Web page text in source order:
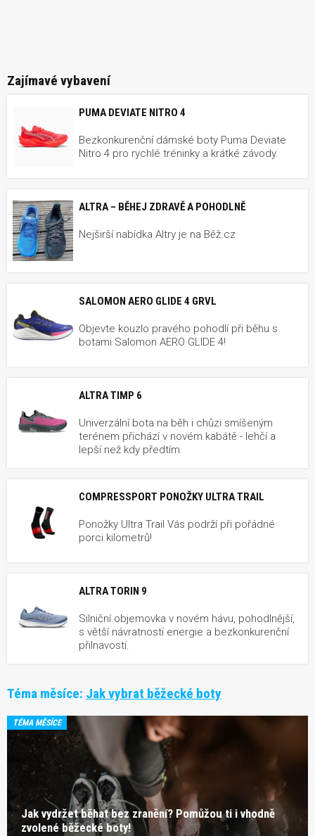
Zajímavé vybavení
PUMA DEVIATE NITRO 4
Bezkonkurenční dámské boty Puma Deviate
Nitro 4 pro rychlé tréninky a krátké závody.
ALTRA – BĚHEJ ZDRAVĚ A POHODLNĚ
Nejširší nabídka Altry je na Běž.cz
SALOMON AERO GLIDE 4 GRVL
Objevte kouzlo pravého pohodlí při běhu s
botami Salomon AERO GLIDE 4!
ALTRA TIMP 6
Univerzální bota na běh i chůzi smíšeným
terénem přichází v novém kabátě - lehčí a
lepší než kdy předtím
COMPRESSPORT PONOŽKY ULTRA TRAIL
Ponožky Ultra Trail Vás podrží při pořádné
porci kilometrů!
ALTRA TORIN 9
Silniční objemovka v novém hávu, pohodlnější,
s větší návratností energie a bezkonkurenční
přilnavostí.
Téma měsíce: Jak vybrat běžecké boty
TÉMA MĚSÍCE
Jak vydržet běhat bez zranění? Pomůžou ti i vhodně
zvolené běžecké boty!